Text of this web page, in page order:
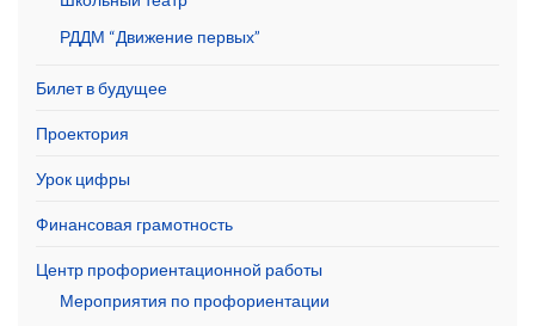
РДДМ “Движение первых”
Билет в будущее
Проектория
Урок цифры
Финансовая грамотность
Центр профориентационной работы
Мероприятия по профориентации